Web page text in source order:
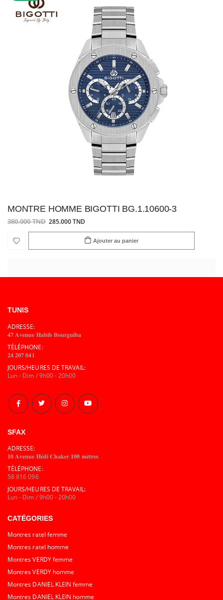
MONTRE HOMME BIGOTTI BG.1.10600-3
380.000 TND 285.000 TND
Ajouter au panier
TUNIS
ADRESSE:
𝟒𝟕 𝐀𝐯𝐞𝐧𝐮𝐞 𝐇𝐚𝐛𝐢𝐛 𝐁𝐨𝐮𝐫𝐠𝐮𝐢𝐛𝐚
TÉLÉPHONE:
𝟐𝟒 𝟐𝟎𝟕 𝟎𝟒𝟏
JOURS/HEURES DE TRAVAIL:
Lun - Dim / 9h00 - 20h00
SFAX
ADRESSE:
𝟏𝟎 𝐀𝐯𝐞𝐧𝐮𝐞 𝐇𝐞́𝐝𝐢 𝐂𝐡𝐚𝐤𝐞𝐫 𝟏𝟎𝟎 𝐦𝐞̀𝐭𝐫𝐞𝐬
TÉLÉPHONE:
58 816 096
JOURS/HEURES DE TRAVAIL:
Lun - Dim / 9h00 - 20h00
CATÉGORIES
Montres ratel femme
Montres ratel homme
Montres VERDY femme
Montres VERDY homme
Montres DANIEL KLEIN femme
Montres DANIEL KLEIN homme